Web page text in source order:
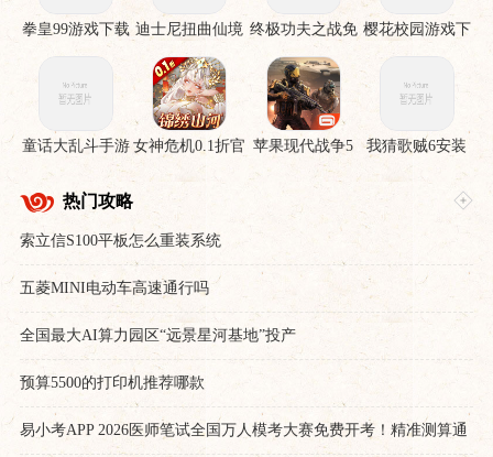
拳皇99游戏下载 迪士尼扭曲仙境 终极功夫之战免
费版
樱花校园游戏下
童话大乱斗手游 女神危机0.1折官 苹果现代战争5
眩晕风暴破解直
裝版
我猜歌贼6安装
热门攻略
索立信S100平板怎么重装系统
五菱MINI电动车高速通行吗
全国最大AI算力园区“远景星河基地”投产
预算5500的打印机推荐哪款
易小考APP 2026医师笔试全国万人模考大赛免费开考！精准测算通
关概率